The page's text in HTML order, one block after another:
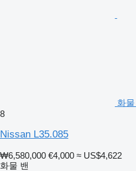
화
8
Nissan L35.085
₩6,580,000 €4,000 ≈ US$4,622
화물 밴